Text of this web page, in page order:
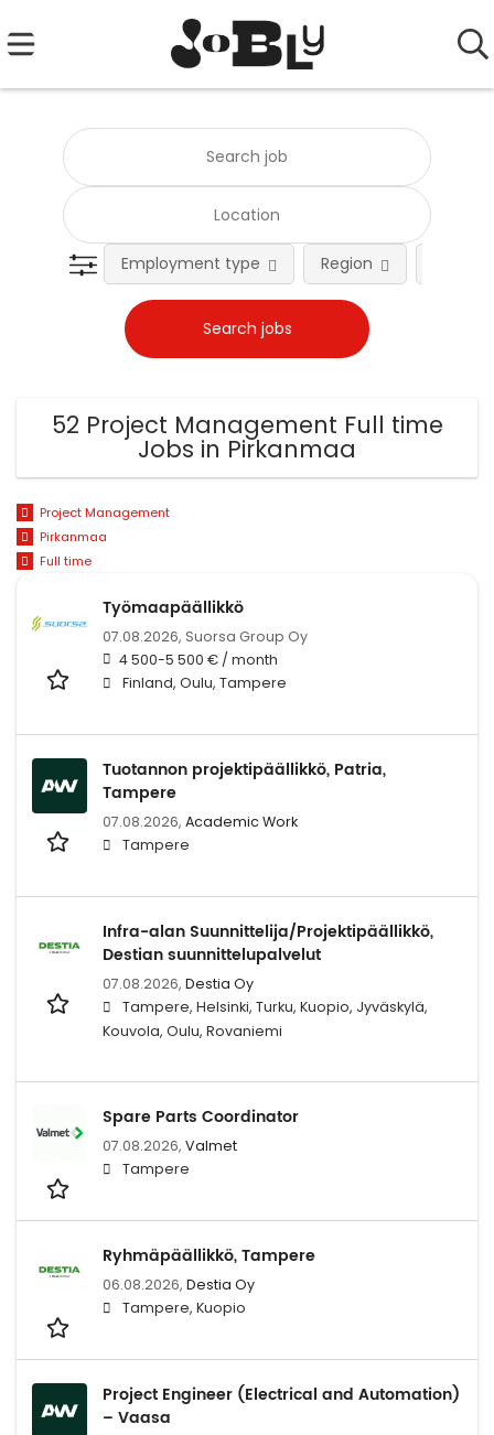
Employment type Region
52 Project Management Full time
Jobs in Pirkanmaa
Project Management
Pirkanmaa
Full time
Työmaapäällikkö
07.08.2026, Suorsa Group Oy
4 500-5 500 € / month
Finland, Oulu, Tampere
Tuotannon projektipäällikkö, Patria,
Tampere
07.08.2026, Academic Work
Tampere
Infra-alan Suunnittelija/Projektipäällikkö,
Destian suunnittelupalvelut
07.08.2026, Destia Oy
Tampere, Helsinki, Turku, Kuopio, Jyväskylä,
Kouvola, Oulu, Rovaniemi
Spare Parts Coordinator
07.08.2026, Valmet
Tampere
Ryhmäpäällikkö, Tampere
06.08.2026, Destia Oy
Tampere, Kuopio
Project Engineer (Electrical and Automation)
– Vaasa